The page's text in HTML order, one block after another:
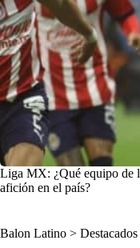
Liga MX: ¿Qué equipo de
afición en el país?
Balon Latino > Destacados